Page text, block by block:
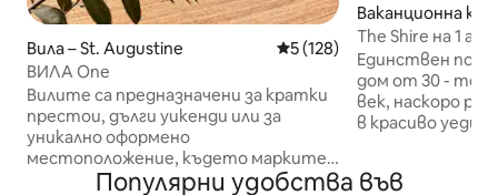
Вила – St. Augustine Средна оценка: 5 от 5,
5 (128)
ВИЛА One
Вилите са предназначени за кратки
престои, дълги уикенди или за
уникално оформено
местоположение, където марките
могат да заснемат продуктите си.
Ваканционна
ustine
The Shire на 1
спа
Единствен по
дом от 30 - те
век, наскоро
в красиво
притежава
Популярни удобства във